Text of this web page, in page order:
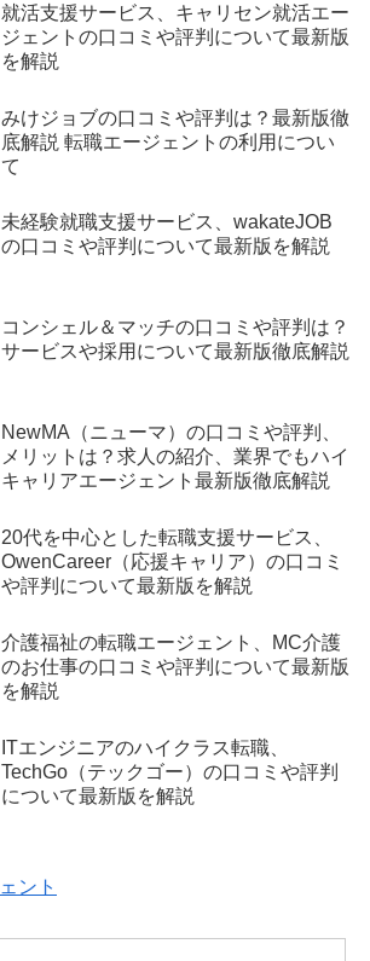
就活支援サービス、キャリセン就活エー
ジェントの口コミや評判について最新版
を解説
みけジョブの口コミや評判は？最新版徹
底解説 転職エージェントの利用につい
て
未経験就職支援サービス、wakateJOB
の口コミや評判について最新版を解説
コンシェル＆マッチの口コミや評判は？
サービスや採用について最新版徹底解説
NewMA（ニューマ）の口コミや評判、
メリットは？求人の紹介、業界でもハイ
キャリアエージェント最新版徹底解説
20代を中心とした転職支援サービス、
OwenCareer（応援キャリア）の口コミ
や評判について最新版を解説
介護福祉の転職エージェント、MC介護
のお仕事の口コミや評判について最新版
を解説
ITエンジニアのハイクラス転職、
TechGo（テックゴー）の口コミや評判
について最新版を解説
ント